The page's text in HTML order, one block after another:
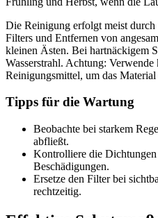
Die Reinigung erfolgt meist durch
Filters und Entfernen von
kleinen Ästen. Bei hartnäckigem
Wasserstrahl. Achtung: Verwende
Reinigungsmittel, um das
Tipps für die Wartung
Beobachte bei starkem
abfließt.
Kontrolliere die
Beschädigungen.
Ersetze den Filter bei
rechtzeitig.